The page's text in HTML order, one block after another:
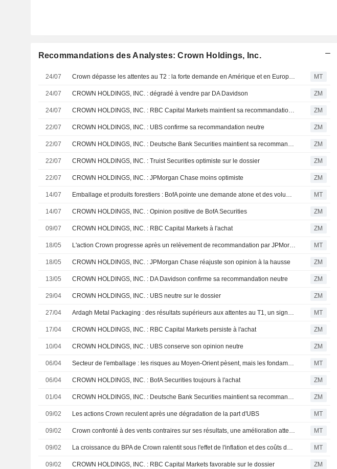
Recommandations des Analystes: Crown Holdings, Inc.
24/07 Crown dépasse les attentes au T2 : la forte demande en Amérique et en Europe compense l'inflation, selon RBC MT
24/07 CROWN HOLDINGS, INC. : dégradé à vendre par DA Davidson ZM
24/07 CROWN HOLDINGS, INC. : RBC Capital Markets maintient sa recommandation à l'achat ZM
22/07 CROWN HOLDINGS, INC. : UBS confirme sa recommandation neutre ZM
22/07 CROWN HOLDINGS, INC. : Deutsche Bank Securities maintient sa recommandation à l'achat ZM
22/07 CROWN HOLDINGS, INC. : Truist Securities optimiste sur le dossier ZM
22/07 CROWN HOLDINGS, INC. : JPMorgan Chase moins optimiste ZM
14/07 Emballage et produits forestiers : BofA pointe une demande atone et des volumes faibles MT
14/07 CROWN HOLDINGS, INC. : Opinion positive de BofA Securities ZM
09/07 CROWN HOLDINGS, INC. : RBC Capital Markets à l'achat ZM
18/05 L'action Crown progresse après un relèvement de recommandation par JPMorgan MT
18/05 CROWN HOLDINGS, INC. : JPMorgan Chase réajuste son opinion à la hausse ZM
13/05 CROWN HOLDINGS, INC. : DA Davidson confirme sa recommandation neutre ZM
29/04 CROWN HOLDINGS, INC. : UBS neutre sur le dossier ZM
27/04 Ardagh Metal Packaging : des résultats supérieurs aux attentes au T1, un signal positif pour le secteur selon RBC MT
17/04 CROWN HOLDINGS, INC. : RBC Capital Markets persiste à l'achat ZM
10/04 CROWN HOLDINGS, INC. : UBS conserve son opinion neutre ZM
06/04 Secteur de l'emballage : les risques au Moyen-Orient pèsent, mais les fondamentaux soutiennent le potentiel de hausse, selon BofA MT
06/04 CROWN HOLDINGS, INC. : BofA Securities toujours à l'achat ZM
01/04 CROWN HOLDINGS, INC. : Deutsche Bank Securities maintient sa recommandation à l'achat ZM
09/02 Les actions Crown reculent après une dégradation de la part d'UBS MT
09/02 Crown confronté à des vents contraires sur ses résultats, une amélioration attendue en 2027 selon RBC MT
09/02 La croissance du BPA de Crown ralentit sous l'effet de l'inflation et des coûts de démarrage, selon UBS MT
09/02 CROWN HOLDINGS, INC. : RBC Capital Markets favorable sur le dossier ZM